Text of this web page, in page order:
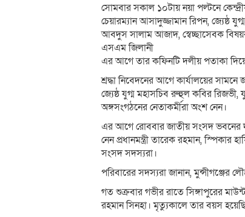
সোমবার সকাল ১০টায় নয়া পল্টনে
চেয়ারম্যান আসাদুজ্জামান রিপন, জ্যেষ্ঠ
আবদুস সালাম আজাদ, স্বেচ্ছাসেবক
এসএম জিলানী
এর আগে তার কফিনটি দলীয় পতাকা
শ্রদ্ধা নিবেদনের আগে কার্যালয়ের
জ্যেষ্ঠ যুগ্ম মহাসচিব রুহুল কবির রিজভী,
অঙ্গসংগঠনের নেতাকর্মীরা অংশ নেন।
এর আগে রোববার জাতীয় সংসদ ভবনের
নেন প্রধানমন্ত্রী তারেক রহমান,
সংসদ সদস্যরা।
পরিবারের সদস্যরা জানান, মুন্সীগঞ্জের
গত শুক্রবার গভীর রাতে সিঙ্গাপুরের
রহমান সিনহা। মৃত্যুকালে তার বয়স